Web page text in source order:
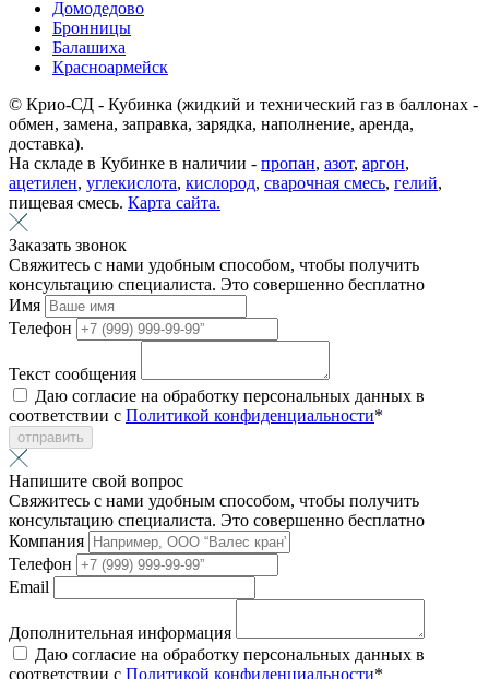
Домодедово
Бронницы
Балашиха
Красноармейск
© Крио-СД - Кубинка (жидкий и технический газ в баллонах -
обмен, замена, заправка, зарядка, наполнение, аренда,
доставка).
На складе в Кубинке в наличии - пропан, азот, аргон,
ацетилен, углекислота, кислород, сварочная смесь, гелий,
пищевая смесь. Карта сайта.
Заказать звонок
Свяжитесь с нами удобным способом, чтобы получить
консультацию специалиста. Это совершенно бесплатно
Имя
Телефон
Текст сообщения
Даю согласие на обработку персональных данных в
соответствии с Политикой конфиденциальности*
отправить
Напишите свой вопрос
Свяжитесь с нами удобным способом, чтобы получить
консультацию специалиста. Это совершенно бесплатно
Компания
Телефон
Email
Дополнительная информация
Даю согласие на обработку персональных данных в
соответствии с Политикой конфиденциальности*